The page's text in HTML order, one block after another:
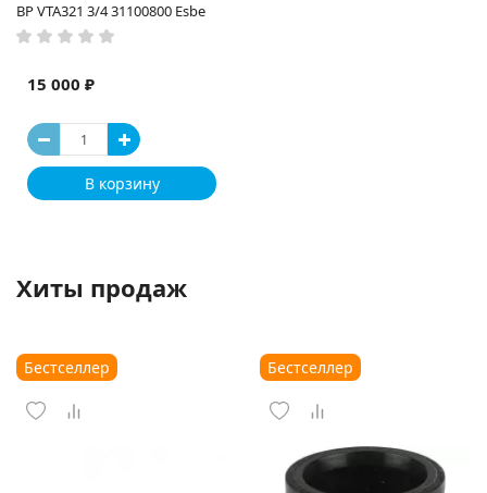
ВР VTA321 3/4 31100800 Esbe
15 000 ₽
В корзину
Хиты продаж
Бестселлер Бестселлер